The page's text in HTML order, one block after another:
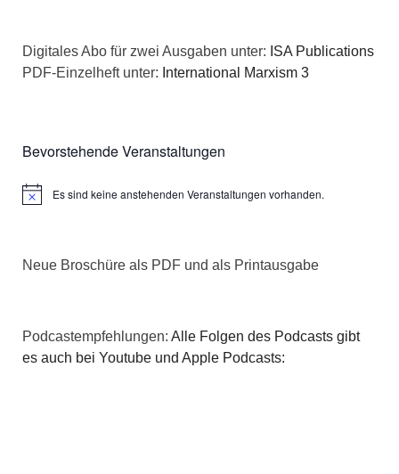
Digitales Abo für zwei Ausgaben unter: ISA Publications
PDF-Einzelheft unter: International Marxism 3
Bevorstehende Veranstaltungen
HinweisEs sind keine anstehenden Veranstaltungen vorhanden.
Neue Broschüre als PDF und als Printausgabe
Podcastempfehlungen: Alle Folgen des Podcasts gibt
es auch bei Youtube und Apple Podcasts: